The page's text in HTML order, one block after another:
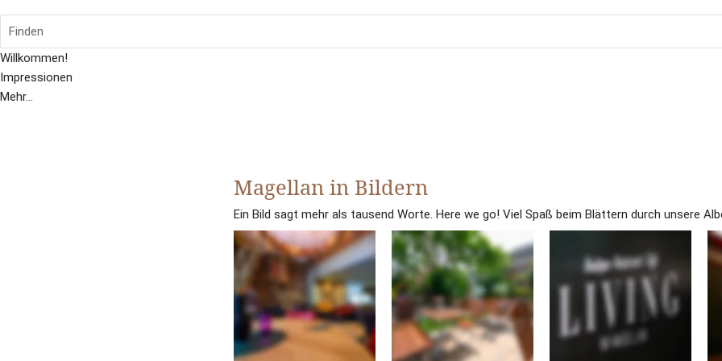
Finden
Willkommen!
Impressionen
Mehr...
Magellan in Bildern
Ein Bild sagt mehr als tausend Worte. Here we go! Viel Spaß beim Blättern durch unsere